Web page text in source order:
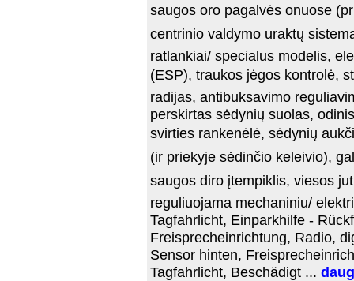
saugos oro pagalvės onuose
centrinio valdymo uraktų
ratlankiai/ specialus modelis,
(ESP), traukos jėgos kontrolė,
radijas, antibuksavimo
perskirtas sėdynių suolas,
svirties rankenėlė, sėdynių
(ir priekyje sėdinčio keleivio),
saugos diro įtempiklis, viesos
reguliuojama mechaniniu/
Tagfahrlicht, Einparkhilfe -
Freisprecheinrichtung, Radio,
Sensor hinten,
Tagfahrlicht, Beschädigt ...